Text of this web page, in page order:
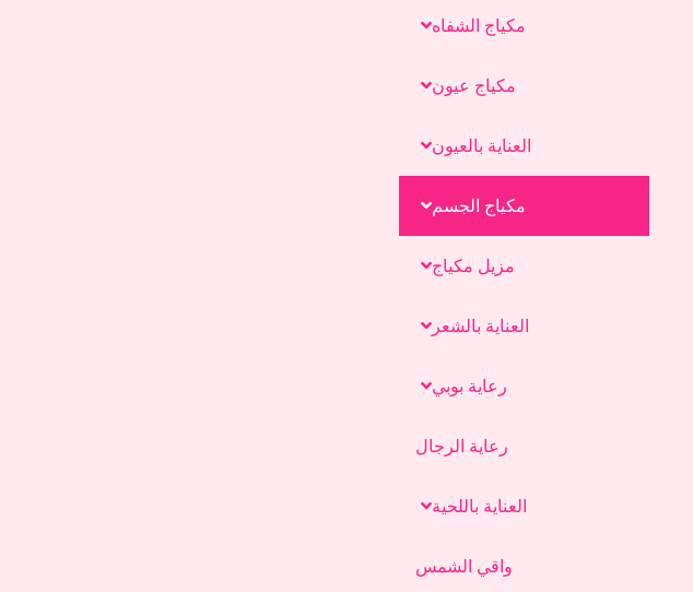
مكياج الشفاه
مكياج عيون
العناية بالعيون
مكياج الجسم
مزيل مكياج
العناية بالشعر
رعاية بوبي
رعاية الرجال
العناية باللحية
واقي الشمس